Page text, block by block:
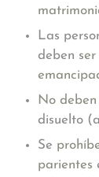
Las
deben
No
disuelto
Se
parientes